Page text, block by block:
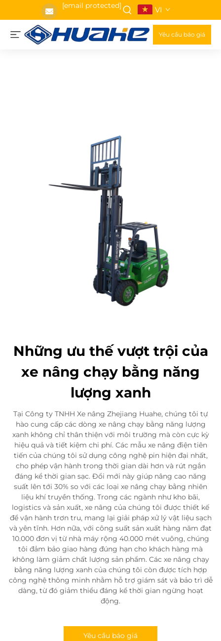
[email protected] VI
Yêu cầu báo giá
Những ưu thế vượt trội của
xe nâng chạy bằng năng
lượng xanh
Tại Công ty TNHH Xe nâng Zhejiang Huahe, chúng tôi tự
hào cung cấp các dòng xe nâng chạy bằng năng lượng
xanh không chỉ thân thiện với môi trường mà còn cực kỳ
hiệu quả và tiết kiệm chi phí. Các mẫu xe nâng điện tiên
tiến của chúng tôi sử dụng công nghệ pin hiện đại nhất,
cho phép vận hành trong thời gian dài hơn và rút ngắn
đáng kể thời gian sạc. Đổi mới này giúp nâng cao năng
suất lên tới 30% so với các loại xe nâng chạy bằng nhiên
liệu khí truyền thống. Trong các ngành như kho bãi,
logistics và sản xuất, xe nâng của chúng tôi được thiết kế
để vận hành trơn tru, mang lại giải pháp xử lý vật liệu sạch
và yên tĩnh. Hơn nữa, với công suất sản xuất hàng năm đạt
10.000 đơn vị từ nhà máy rộng 40.000 mét vuông, chúng
tôi đảm bảo giao hàng đúng hạn cho khách hàng mà
không làm giảm chất lượng sản phẩm. Các xe nâng chạy
bằng năng lượng xanh của chúng tôi còn được tích hợp
công nghệ thông minh nhằm hỗ trợ giám sát và bảo trì dễ
dàng, từ đó giảm thiểu đáng kể thời gian ngừng hoạt
động.
Yêu cầu báo giá